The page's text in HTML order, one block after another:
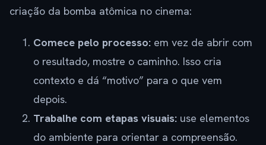
criação da bomba atômica no cinema:
Comece pelo processo: em vez de abrir com
o resultado, mostre o caminho. Isso cria
contexto e dá “motivo” para o que vem
depois.
Trabalhe com etapas visuais: use elementos
do ambiente para orientar a compreensão.